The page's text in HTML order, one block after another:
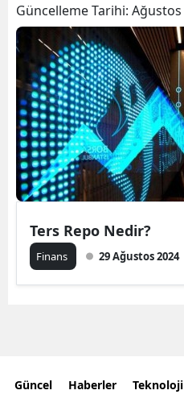
Güncelleme Tarihi: Ağustos
Ters Repo Nedir?
Finans 29 Ağustos 2024
Güncel Haberler Teknoloji